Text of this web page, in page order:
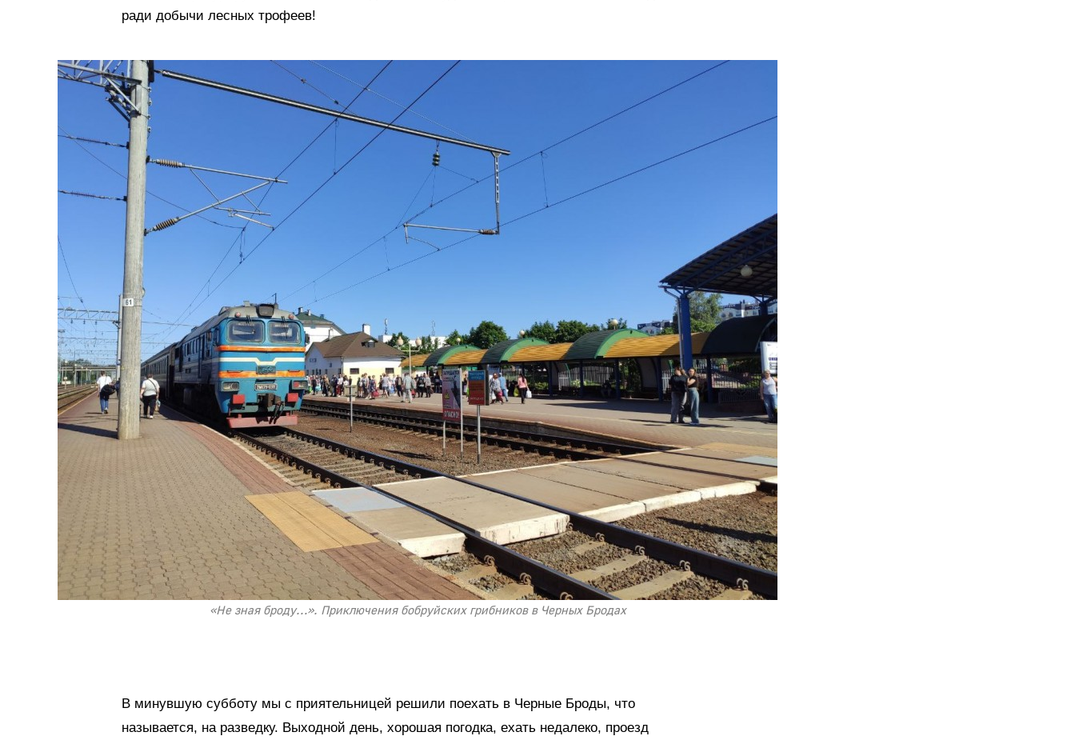
ради добычи лесных трофеев!
«Не зная броду…». Приключения бобруйских грибников в Черных Бродах
В минувшую субботу мы с приятельницей решили поехать в Черные Броды, что
называется, на разведку. Выходной день, хорошая погодка, ехать недалеко, проезд